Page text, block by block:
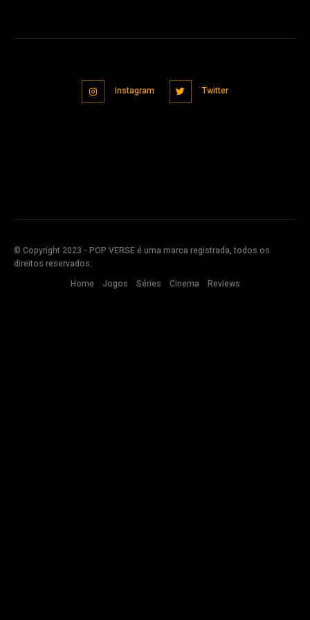
Instagram Twitter
© Copyright 2023 - POP VERSE é uma marca registrada, todos os
direitos reservados.
Home
Jogos Séries Cinema Reviews